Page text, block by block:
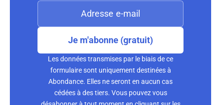
Je m'abonne (gratuit)
Les données transmises par le biais de ce
formulaire sont uniquement destinées à
Abondance. Elles ne seront en aucun cas
cédées à des tiers. Vous pouvez vous